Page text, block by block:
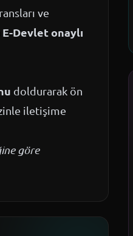
ve
E-Devlet onaylı
doldurarak ön
iletişime
göre